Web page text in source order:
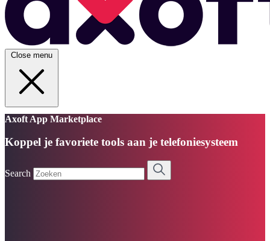
Close menu
Axoft App Marketplace
Koppel je favoriete tools aan je telefoniesysteem
Search